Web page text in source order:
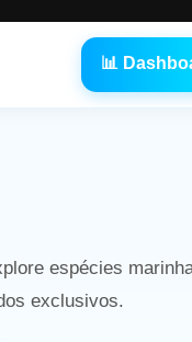
📊
espécies
exclusivos.